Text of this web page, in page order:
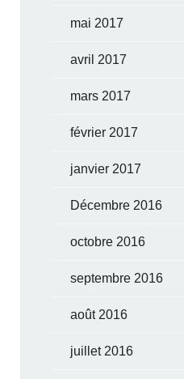
mai 2017
avril 2017
mars 2017
février 2017
janvier 2017
Décembre 2016
octobre 2016
septembre 2016
août 2016
juillet 2016